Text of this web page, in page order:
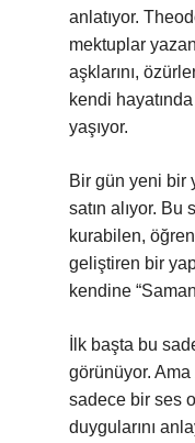
anlatıyor.
mektuplar
aşklarını,
kendi
yaşıyor.
Bir gün yeni bir
satın alıyor. Bu
kurabilen,
geliştiren bir
kendine
İlk başta bu
görünüyor.
sadece bir ses
duygularını